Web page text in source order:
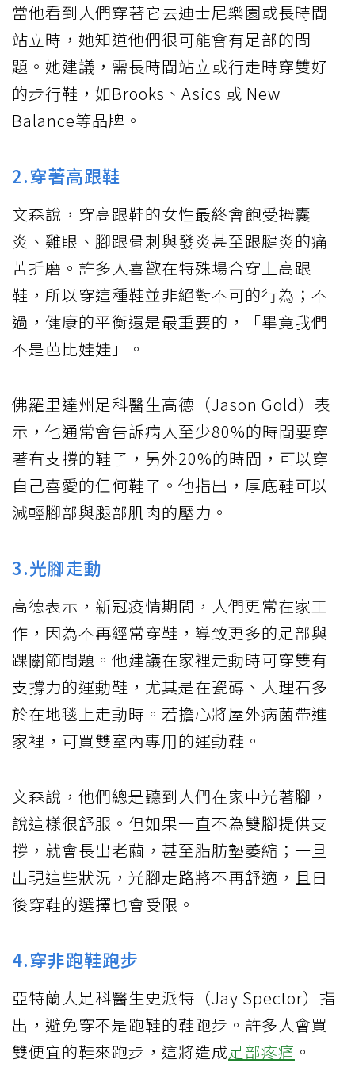
當他看到人們穿著它去迪士尼樂園或長時間
站立時，她知道他們很可能會有足部的問
題。她建議，需長時間站立或行走時穿雙好
的步行鞋，如Brooks、Asics 或 New
Balance等品牌。
2.穿著高跟鞋
文森說，穿高跟鞋的女性最終會飽受拇囊
炎、雞眼、腳跟骨刺與發炎甚至跟腱炎的痛
苦折磨。許多人喜歡在特殊場合穿上高跟
鞋，所以穿這種鞋並非絕對不可的行為；不
過，健康的平衡還是最重要的，「畢竟我們
不是芭比娃娃」。
佛羅里達州足科醫生高德（Jason Gold）表
示，他通常會告訴病人至少80%的時間要穿
著有支撐的鞋子，另外20%的時間，可以穿
自己喜愛的任何鞋子。他指出，厚底鞋可以
減輕腳部與腿部肌肉的壓力。
3.光腳走動
高德表示，新冠疫情期間，人們更常在家工
作，因為不再經常穿鞋，導致更多的足部與
踝關節問題。他建議在家裡走動時可穿雙有
支撐力的運動鞋，尤其是在瓷磚、大理石多
於在地毯上走動時。若擔心將屋外病菌帶進
家裡，可買雙室內專用的運動鞋。
文森說，他們總是聽到人們在家中光著腳，
說這樣很舒服。但如果一直不為雙腳提供支
撐，就會長出老繭，甚至脂肪墊萎縮；一旦
出現這些狀況，光腳走路將不再舒適，且日
後穿鞋的選擇也會受限。
4.穿非跑鞋跑步
亞特蘭大足科醫生史派特（Jay Spector）指
出，避免穿不是跑鞋的鞋跑步。許多人會買
雙便宜的鞋來跑步，這將造成足部疼痛 。